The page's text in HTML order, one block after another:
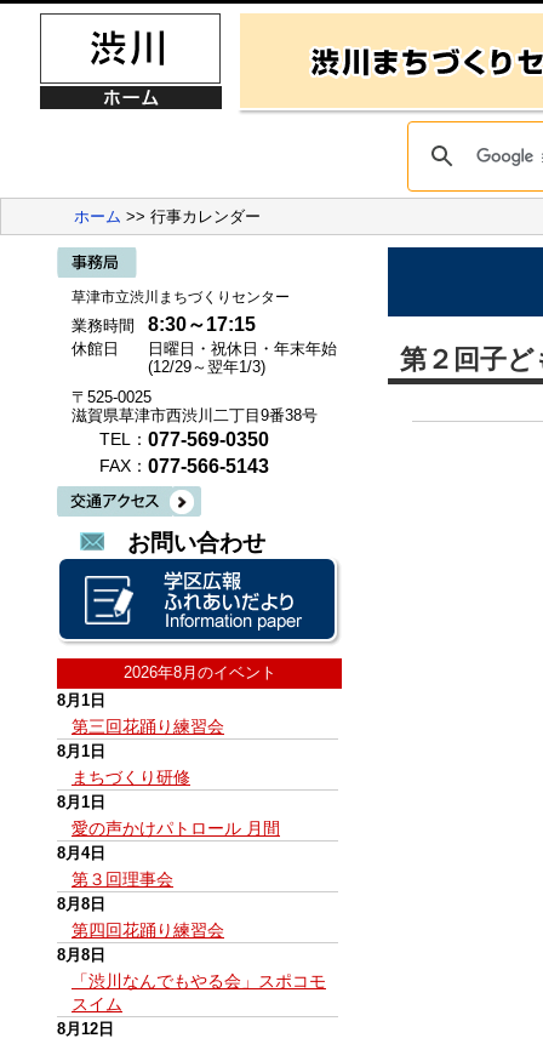
ホーム >> 行事カレンダー
草津市立渋川まちづくりセンター
業務時間 8:30～17:15
休館日
日曜日・祝休日・年末年始
(12/29～翌年1/3)
〒525-0025
滋賀県草津市西渋川二丁目9番38号
TEL： 077-569-0350
FAX： 077-566-5143
お問い合わせ
2026年8月のイベント
8月1日
第三回花踊り練習会
8月1日
まちづくり研修
8月1日
愛の声かけパトロール 月間
8月4日
第３回理事会
8月8日
第四回花踊り練習会
8月8日
「渋川なんでもやる会」スポコモ
スイム
8月12日
第２回子ど